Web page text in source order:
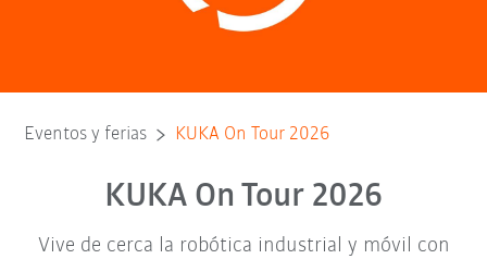
Eventos y ferias KUKA On Tour 2026
KUKA On Tour 2026
Vive de cerca la robótica industrial y móvil con